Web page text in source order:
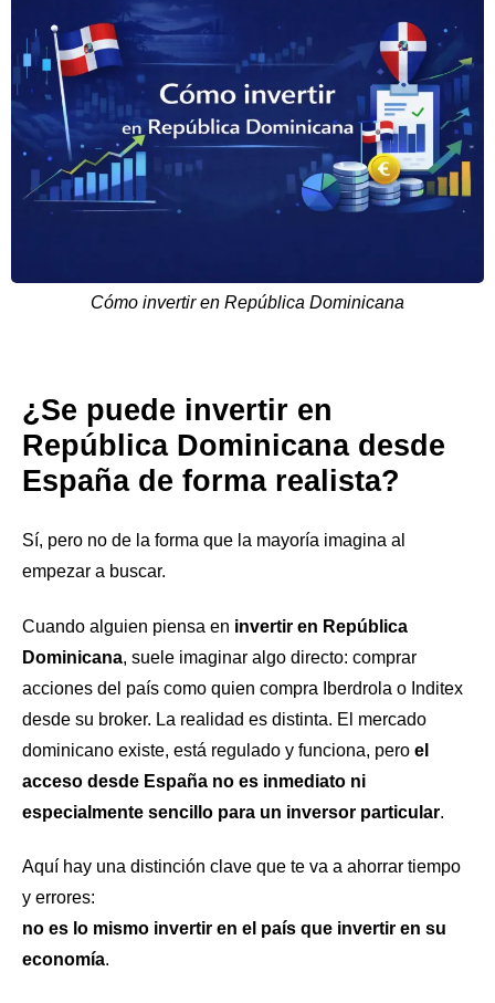
Cómo invertir en República Dominicana
¿Se puede invertir en
República Dominicana desde
España de forma realista?
Sí, pero no de la forma que la mayoría imagina al
empezar a buscar.
Cuando alguien piensa en invertir en República
Dominicana, suele imaginar algo directo: comprar
acciones del país como quien compra Iberdrola o Inditex
desde su broker. La realidad es distinta. El mercado
dominicano existe, está regulado y funciona, pero el
acceso desde España no es inmediato ni
especialmente sencillo para un inversor particular.
Aquí hay una distinción clave que te va a ahorrar tiempo
y errores:
no es lo mismo invertir en el país que invertir en su
economía.